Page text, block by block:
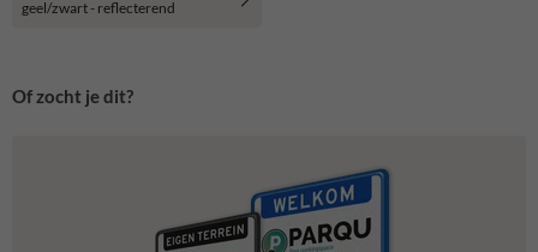
geel/zwart - reflecterend
Of zocht je dit?